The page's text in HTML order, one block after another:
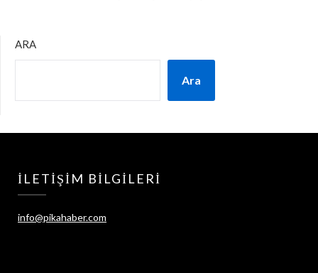
ARA
Ara
İLETIŞIM BILGILERI
info@pikahaber.com